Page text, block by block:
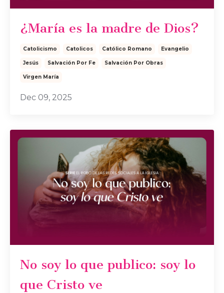
¿María es la madre de Dios?
Catolicismo Catolicos Católico Romano Evangelio
Jesús Salvación Por Fe Salvación Por Obras
Virgen María
Dec 09, 2025
No soy lo que publico: soy lo
que Cristo ve